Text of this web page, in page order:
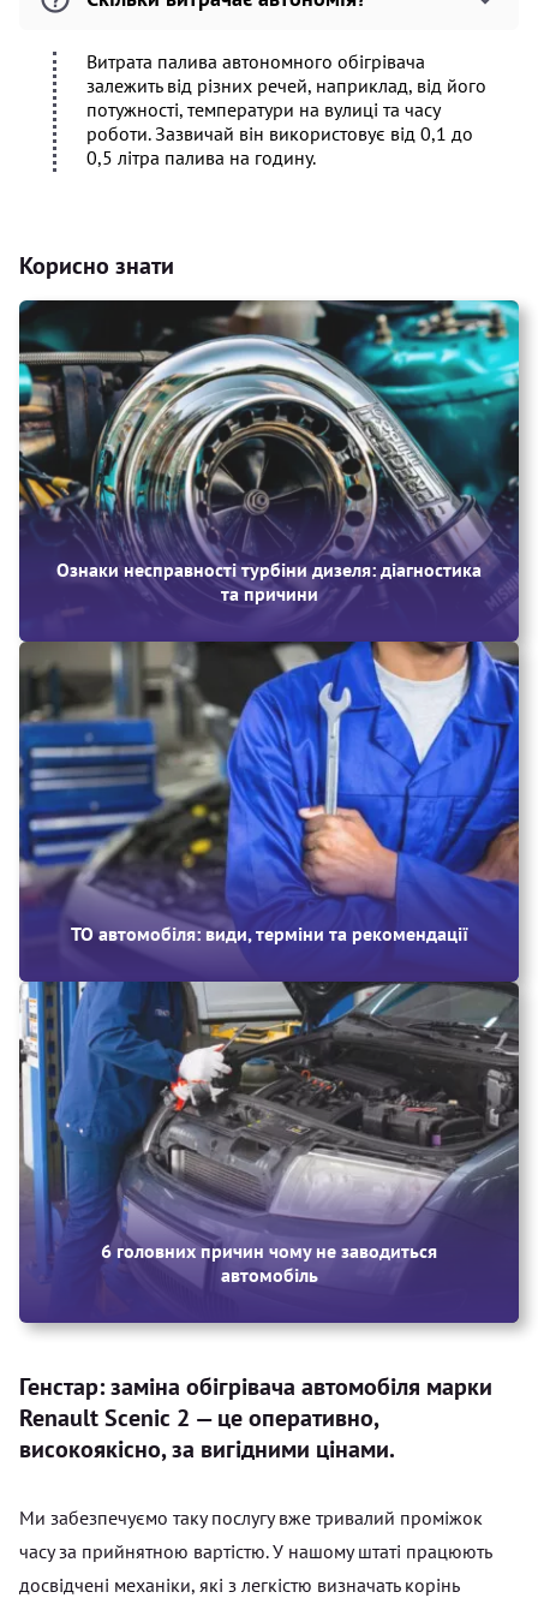
Витрата палива автономного обігрівача
залежить від різних речей, наприклад, від його
потужності, температури на вулиці та часу
роботи. Зазвичай він використовує від 0,1 до
0,5 літра палива на годину.
Корисно знати
Ознаки несправності турбіни дизеля: діагностика
та причини
ТО автомобіля: види, терміни та рекомендації
6 головних причин чому не заводиться
автомобіль
Генстар: заміна обігрівача автомобіля марки
Renault Scenic 2 — це оперативно,
високоякісно, за вигідними цінами.
Ми забезпечуємо таку послугу вже тривалий проміжок
часу за прийнятною вартістю. У нашому штаті працюють
досвідчені механіки, які з легкістю визначать корінь